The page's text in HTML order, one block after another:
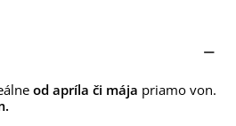
od apríla či mája priamo von.